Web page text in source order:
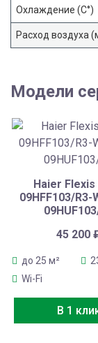
Охлаждение (С°)
Расход воздуха
Модели
Haier Flexis
09HFF103/R3-
45 200
до 25 м²
Wi-Fi
В 1